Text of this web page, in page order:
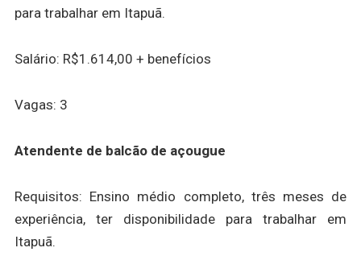
para trabalhar em Itapuã.
Salário: R$1.614,00 + benefícios
Vagas: 3
Atendente de balcão de açougue
Requisitos: Ensino médio completo, três meses de
experiência, ter disponibilidade para trabalhar em
Itapuã.